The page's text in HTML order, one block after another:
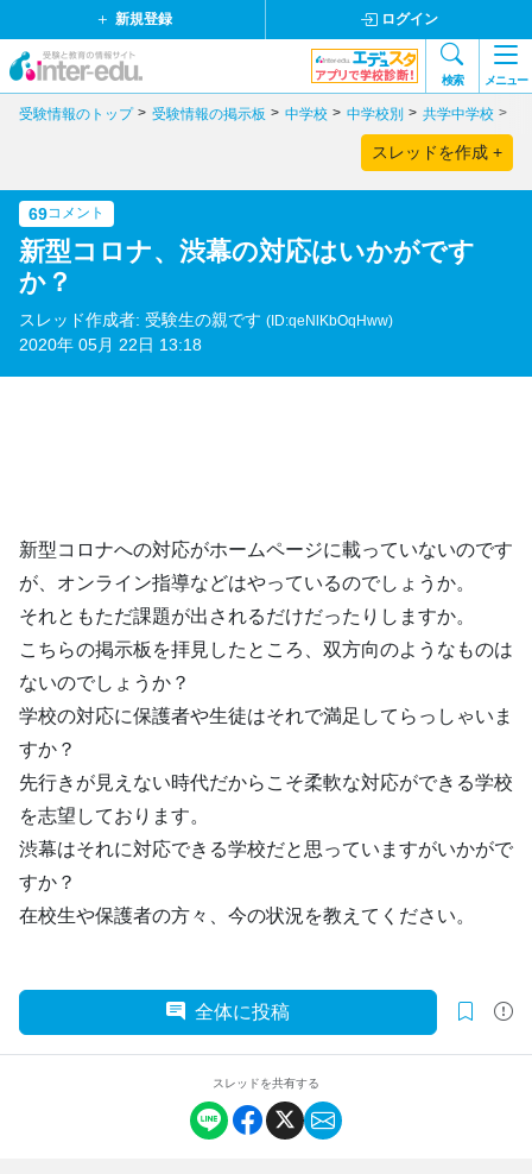
新規登録 ログイン
検索 メニュー
受験情報のトップ 受験情報の掲示板 中学校 中学校別 共学中学校
スレッドを作成 +
69コメント
新型コロナ、渋幕の対応はいかがです
か？
スレッド作成者: 受験生の親です (ID:qeNlKbOqHww)
2020年 05月 22日 13:18
新型コロナへの対応がホームページに載っていないのです
が、オンライン指導などはやっているのでしょうか。
それともただ課題が出されるだけだったりしますか。
こちらの掲示板を拝見したところ、双方向のようなものは
ないのでしょうか？
学校の対応に保護者や生徒はそれで満足してらっしゃいま
すか？
先行きが見えない時代だからこそ柔軟な対応ができる学校
を志望しております。
渋幕はそれに対応できる学校だと思っていますがいかがで
すか？
在校生や保護者の方々、今の状況を教えてください。
全体に投稿
スレッドを共有する